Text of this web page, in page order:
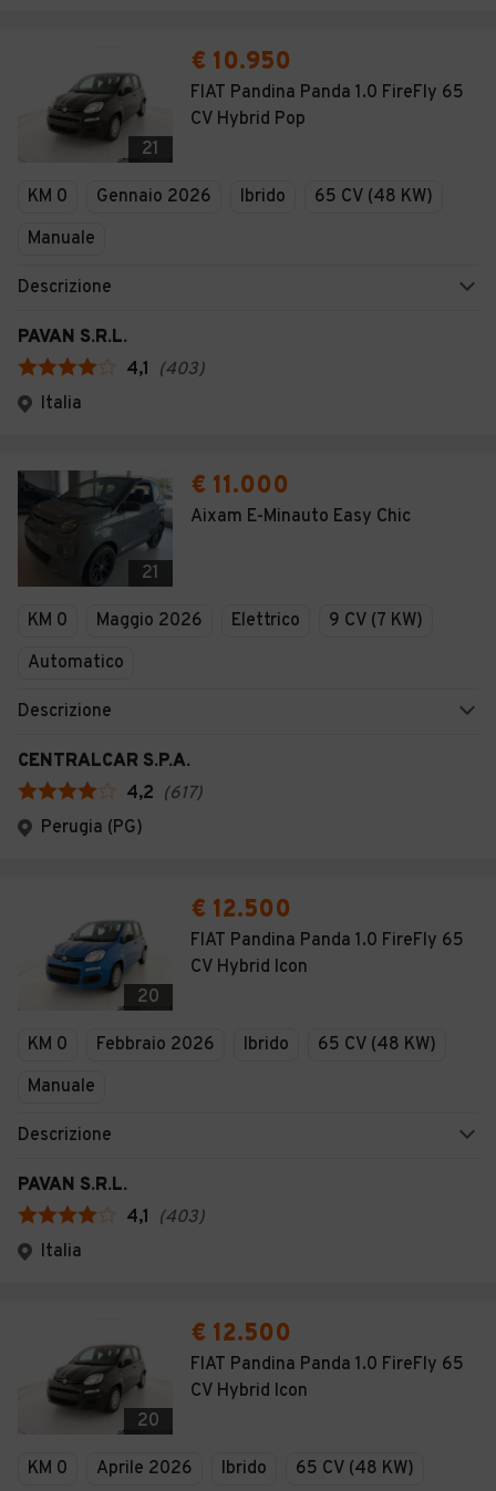
21
€ 10.950
FIAT Pandina Panda 1.0 FireFly 65
CV Hybrid Pop
KM 0 Gennaio 2026 Ibrido
65 CV (48 KW)
Manuale
Descrizione
PAVAN S.R.L.
4,1 (403)
Italia
21
€ 11.000
Aixam E-Minauto Easy Chic
KM 0 Maggio 2026 Elettrico
9 CV (7 KW)
Automatico
Descrizione
CENTRALCAR S.P.A.
4,2 (617)
Perugia (PG)
20
€ 12.500
FIAT Pandina Panda 1.0 FireFly 65
CV Hybrid Icon
KM 0 Febbraio 2026 Ibrido
65 CV (48 KW)
Manuale
Descrizione
PAVAN S.R.L.
4,1 (403)
Italia
20
€ 12.500
FIAT Pandina Panda 1.0 FireFly 65
CV Hybrid Icon
KM 0 Aprile 2026 Ibrido 65 CV (48 KW)